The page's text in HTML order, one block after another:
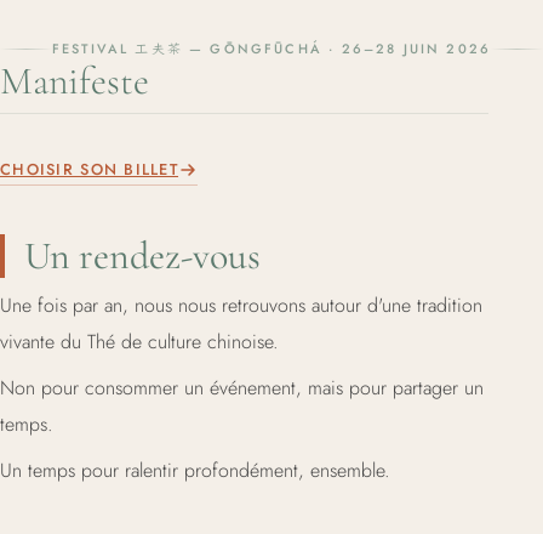
FESTIVAL 工夫茶 — GŌNGFŪCHÁ · 26–28 JUIN 2026
Manifeste
CHOISIR SON BILLET
Un rendez-vous
Une fois par an, nous nous retrouvons autour d'une tradition
vivante du Thé de culture chinoise.
Non pour consommer un événement, mais pour partager un
temps.
Un temps pour ralentir profondément, ensemble.